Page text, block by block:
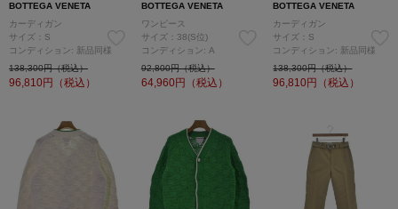
BOTTEGA VENETA
カーディガン
サイズ：S
コンディション: 新品同様
138,300円（税込）
96,810円（税込）
BOTTEGA VENETA
ワンピース
サイズ：38(S位)
コンディション: A
92,800円（税込）
64,960円（税込）
BOTTEGA VENETA
カーディガン
サイズ：S
コンディション: 新品同様
138,300円（税込）
96,810円（税込）